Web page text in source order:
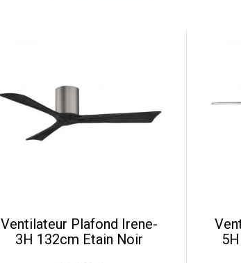
Ventilateur Plafond Irene-
3H 132cm Etain Noir